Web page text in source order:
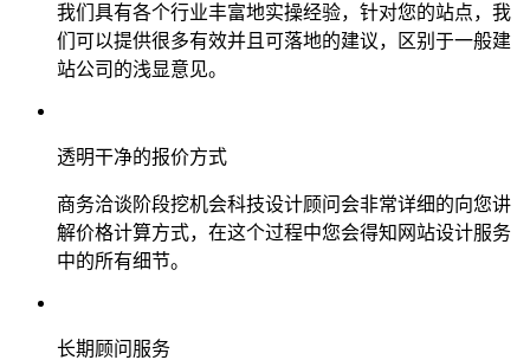
我们具有各个行业丰富地实操经验，针对您的站点，我
们可以提供很多有效并且可落地的建议，区别于一般建
站公司的浅显意见。
透明干净的报价方式
商务洽谈阶段挖机会科技设计顾问会非常详细的向您讲
解价格计算方式，在这个过程中您会得知网站设计服务
中的所有细节。
长期顾问服务